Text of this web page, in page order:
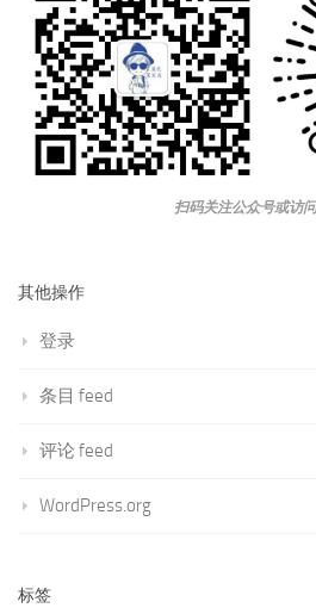
扫码关注公众号或访
其他操作
登录
条目 feed
评论 feed
WordPress.org
标签